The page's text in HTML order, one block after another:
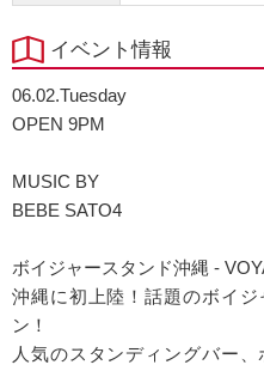
イベント情報
06.02.Tuesday
OPEN 9PM
MUSIC BY
BEBE SATO4
ボイジャースタンド沖縄 -
沖縄に初上陸！話題のボイ
ン！
人気のスタンディングバー